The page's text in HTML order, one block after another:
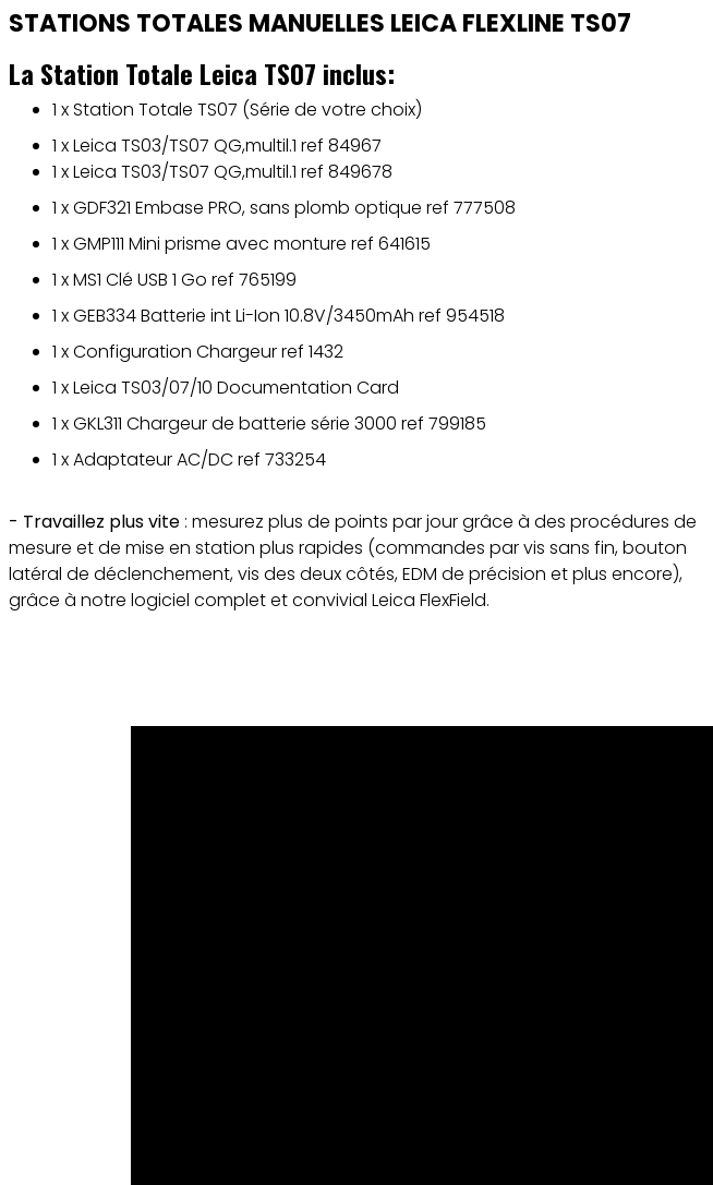
STATIONS TOTALES MANUELLES LEICA FLEXLINE TS07
La Station Totale Leica TS07 inclus:
1 x Station Totale TS07 (Série de votre choix)
1 x Leica TS03/TS07 QG,multil.1 ref 84967
1 x Leica TS03/TS07 QG,multil.1 ref 849678
1 x GDF321 Embase PRO, sans plomb optique ref 777508
1 x GMP111 Mini prisme avec monture ref 641615
1 x MS1 Clé USB 1 Go ref 765199
1 x GEB334 Batterie int Li-Ion 10.8V/3450mAh ref 954518
1 x Configuration Chargeur ref 1432
1 x Leica TS03/07/10 Documentation Card
1 x GKL311 Chargeur de batterie série 3000 ref 799185
1 x Adaptateur AC/DC ref 733254
- Travaillez plus vite : mesurez plus de points par jour grâce à des procédures de
mesure et de mise en station plus rapides (commandes par vis sans fin, bouton
latéral de déclenchement, vis des deux côtés, EDM de précision et plus encore),
grâce à notre logiciel complet et convivial Leica FlexField.